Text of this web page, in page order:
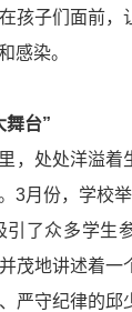
孩子们面前，
感染。
舞台”
，处处洋溢着
3月份，学校
引了众多学生
茂地讲述着一
严守纪律的邱